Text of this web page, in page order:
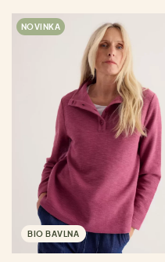
NOVINKA
BIO BAVLNA